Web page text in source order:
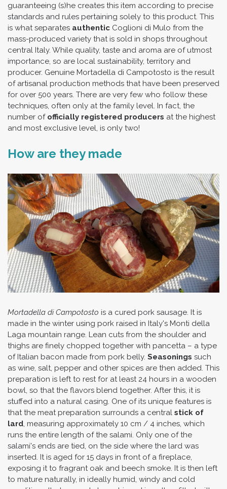
guaranteeing (s)he creates this item according to precise
standards and rules pertaining solely to this product. This
is what separates authentic Coglioni di Mulo from the
mass-produced variety that is sold in shops throughout
central Italy. While quality, taste and aroma are of utmost
importance, so are local sustainability, territory and
producer. Genuine Mortadella di Campotosto is the result
of artisanal production methods that have been preserved
for over 500 years. There are very few who follow these
techniques, often only at the family level. In fact, the
number of officially registered producers at the highest
and most exclusive level, is only two!
How are they made
Mortadella di Campotosto is a cured pork sausage. It is
made in the winter using pork raised in Italy's Monti della
Laga mountain range. Lean cuts from the shoulder and
thighs are finely chopped together with pancetta – a type
of Italian bacon made from pork belly. Seasonings such
as wine, salt, pepper and other spices are then added. This
preparation is left to rest for at least 24 hours in a wooden
bowl, so that the flavors blend together. After this, it is
stuffed into a natural casing. One of its unique features is
that the meat preparation surrounds a central stick of
lard, measuring approximately 10 cm / 4 inches, which
runs the entire length of the salami. Only one of the
salami's ends are tied, on the side where the lard was
inserted. It is aged for 15 days in front of a fireplace,
exposing it to fragrant oak and beech smoke. It is then left
to mature naturally, in ideally humid, windy and cold